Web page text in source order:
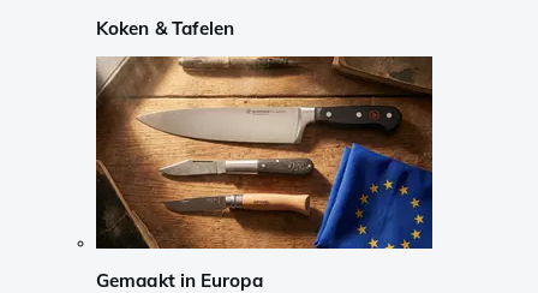
Koken & Tafelen
Gemaakt in Europa